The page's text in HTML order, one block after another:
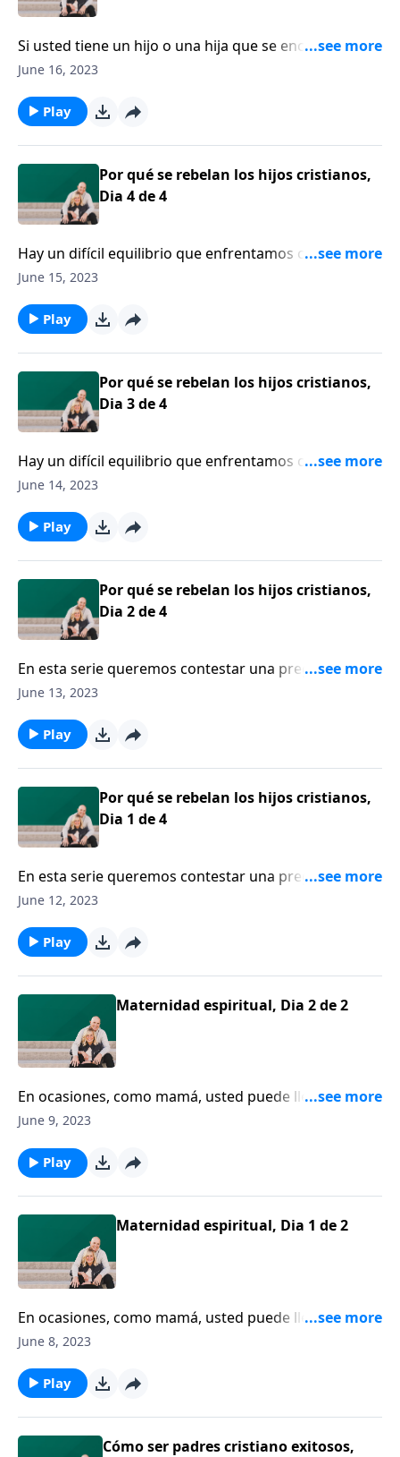
Si usted tiene un hijo o una hija que se encuentra en
el último año del bachillerato, usted, como padre,
casi en contra de la naturaleza. Está a punto de dejar
ir a sus hijos.
June 16, 2023
Play
Por qué se rebelan los hijos cristianos,
Dia 4 de 4
Hay un difícil equilibrio que enfrentamos cuando
somos padres. Es la tensión entre la libertad que
ejercitar como padres. ¿Dónde dibujamos los límites?
Esa es la parte difícil, según Tim Kimmel.
June 15, 2023
Play
Por qué se rebelan los hijos cristianos,
Dia 3 de 4
Hay un difícil equilibrio que enfrentamos cuando
somos padres. Es la tensión entre la libertad que
ejercitar como padres. ¿Dónde dibujamos los límites?
Esa es la parte difícil, según Tim Kimmel.
June 14, 2023
Play
Por qué se rebelan los hijos cristianos,
Dia 2 de 4
En esta serie queremos contestar una pregunta
difícil, ¿Por qué se rebelan los hijos cristianos? Y para
June 13, 2023
Play
Por qué se rebelan los hijos cristianos,
Dia 1 de 4
En esta serie queremos contestar una pregunta
difícil, ¿Por qué se rebelan los hijos cristianos? Y para
June 12, 2023
Play
Maternidad espiritual, Dia 2 de 2
En ocasiones, como mamá, usted puede llegar a estar
tan consumida con la cotidianidad de cambiar
asimilar el cuadro global. Ahí es donde tiene que
entrar una mentora, según Susan Hunt.
June 9, 2023
Play
Maternidad espiritual, Dia 1 de 2
En ocasiones, como mamá, usted puede llegar a estar
tan consumida con la cotidianidad de cambiar
asimilar el cuadro global. Ahí es donde tiene que
entrar una mentora, según Susan Hunt.
June 8, 2023
Play
Cómo ser padres cristiano exitosos,